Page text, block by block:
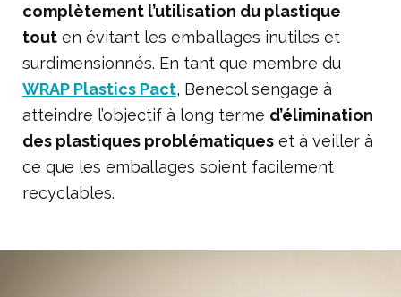
complètement l’utilisation du plastique
tout en évitant les emballages inutiles et
surdimensionnés. En tant que membre du
WRAP Plastics Pact, Benecol s’engage à
atteindre l’objectif à long terme d’élimination
des plastiques problématiques et à veiller à
ce que les emballages soient facilement
recyclables.